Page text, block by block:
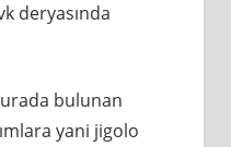
deryasında
bulunan
yani jigolo